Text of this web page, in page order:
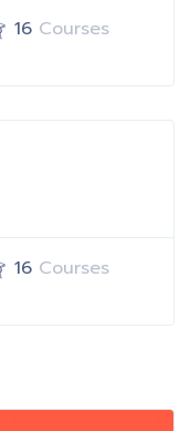
16 Courses
16 Courses